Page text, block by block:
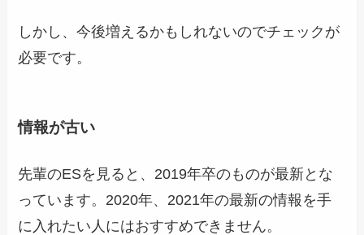
しかし、今後増えるかもしれないのでチェックが
必要です。
情報が古い
先輩のESを見ると、2019年卒のものが最新とな
っています。2020年、2021年の最新の情報を手
に入れたい人にはおすすめできません。